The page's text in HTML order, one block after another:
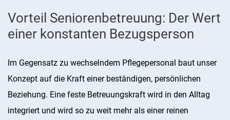
Vorteil Seniorenbetreuung: Der Wert
einer konstanten Bezugsperson
Im Gegensatz zu wechselndem Pflegepersonal baut unser
Konzept auf die Kraft einer beständigen, persönlichen
Beziehung. Eine feste Betreuungskraft wird in den Alltag
integriert und wird so zu weit mehr als einer reinen